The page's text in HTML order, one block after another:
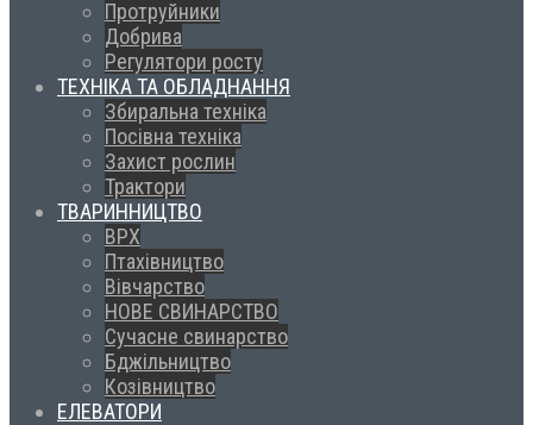
Протруйники
Добрива
Регулятори росту
ТЕХНІКА ТА ОБЛАДНАННЯ
Збиральна техніка
Посівна техніка
Захист рослин
Трактори
ТВАРИННИЦТВО
ВРХ
Птахівництво
Вівчарство
НОВЕ СВИНАРСТВО
Сучасне свинарство
Бджільництво
Козівництво
ЕЛЕВАТОРИ